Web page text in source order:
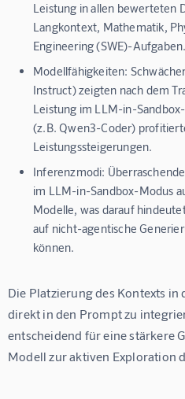
Leistung in allen bewerteten
Langkontext, Mathematik,
Engineering (SWE)-Aufgaben.
Modellfähigkeiten:
Instruct) zeigten nach dem
Leistung im LLM-in-
(z.B. Qwen3-Coder)
Leistungssteigerungen.
Inferenzmodi:
im LLM-in-Sandbox-Modus
Modelle, was darauf
auf nicht-agentische
können.
Die Platzierung des Kontexts in
direkt in den Prompt zu
entscheidend für eine stärkere
Modell zur aktiven Exploration